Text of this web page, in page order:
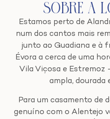
Sobre a
Estamos perto de
num dos cantos mais
junto ao Guadiana e à
Évora a cerca de uma
Vila Viçosa e Estremoz
ampla, dourada
Para um casamento de
genuíno com o Alentejo